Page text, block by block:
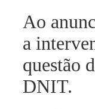
Ao
a
questão
DNIT.